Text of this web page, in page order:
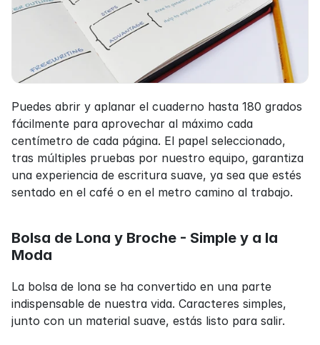
Puedes abrir y aplanar el cuaderno hasta 180 grados
fácilmente para aprovechar al máximo cada
centímetro de cada página. El papel seleccionado,
tras múltiples pruebas por nuestro equipo, garantiza
una experiencia de escritura suave, ya sea que estés
sentado en el café o en el metro camino al trabajo.
Bolsa de Lona y Broche - Simple y a la
Moda
La bolsa de lona se ha convertido en una parte
indispensable de nuestra vida. Caracteres simples,
junto con un material suave, estás listo para salir.